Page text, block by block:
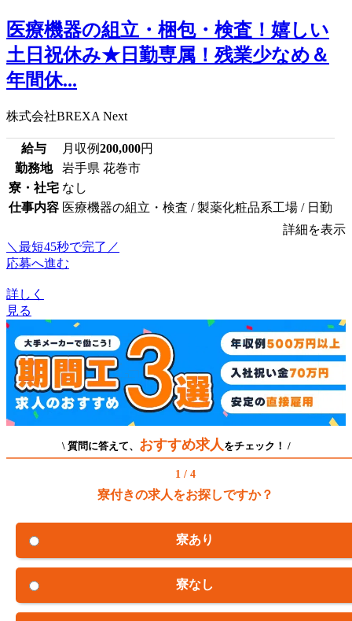
医療機器の組立・梱包・検査！嬉しい
土日祝休み★日勤専属！残業少なめ＆
年間休...
株式会社BREXA Next
給与 月収例200,000円
勤務地
岩手県 花巻市
寮・社宅 なし
仕事内容 医療機器の組立・検査 / 製薬化粧品系工場 / 日勤
詳細を表示
＼最短45秒で完了／
応募へ進む
詳しく
見る
\ 質問に答えて、 おすすめ求人 をチェック！ /
1 / 4
寮付きの求人をお探しですか？
寮あり
寮なし